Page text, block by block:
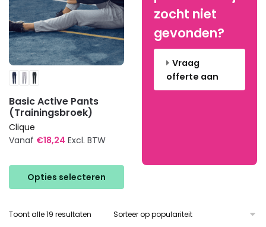
productpagina
productpagina
Basic Active Pants
(Trainingsbroek)
Clique
Vanaf €18,24 Excl. BTW
Opties selecteren
product
heeft
variaties.
zocht niet
gevonden?
Vraag
offerte aan
Toont alle 19 resultaten Gesorteerd